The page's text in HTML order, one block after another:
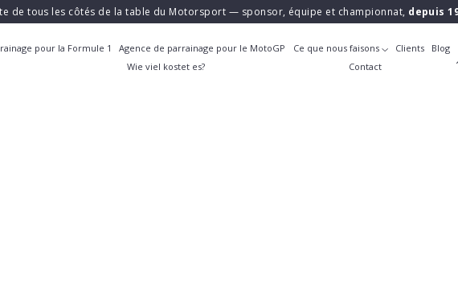
de tous les côtés de la table du Motorsport — sponsor, équipe et championnat, depuis
pour la Formule 1 Agence de parrainage pour le MotoGP Ce que nous faisons Clients
Blog
Wie viel kostet es? Contact